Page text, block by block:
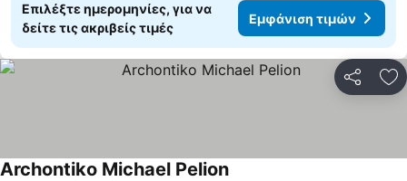
Επιλέξτε ημερομηνίες, για να
δείτε τις ακριβείς τιμές
Εμφάνιση τιμών
Archontiko Michael Pelion